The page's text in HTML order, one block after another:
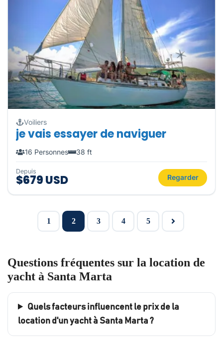
Voiliers
je vais essayer de naviguer
16 Personnes 38 ft
Depuis
$679 USD Regarder
1 2 3 4 5
Questions fréquentes sur la location de
yacht à Santa Marta
Quels facteurs influencent le prix de la
location d'un yacht à Santa Marta ?